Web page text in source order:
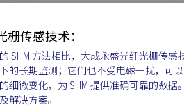
栅传感技术：
SHM 方法相比，大成永盛光纤光栅传
的长期监测；它们也不受电磁干扰，可
细微变化，为 SHM 提供准确可靠的数
解决方案。